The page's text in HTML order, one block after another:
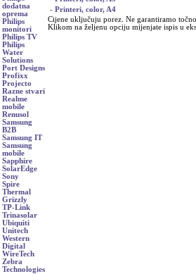
dodatna
oprema
Philips
monitori
Philips TV
Philips
Water
Solutions
Port Designs
Profixx
Projecto
Razne stvari
Realme
mobile
Renusol
Samsung
B2B
Samsung IT
Samsung
mobile
Sapphire
SolarEdge
Sony
Spire
Thermal
Grizzly
TP-Link
Trinasolar
Ubiquiti
Unitech
Western
Digital
WireTech
Zebra
Technologies
- Printeri, color, A4
Cijene uključuju porez. Ne garantiramo
Klikom na željenu opciju mijenjate ispis u